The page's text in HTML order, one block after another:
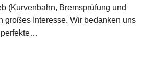
(Kurvenbahn, Bremsprüfung und
großes Interesse. Wir bedanken uns
perfekte…